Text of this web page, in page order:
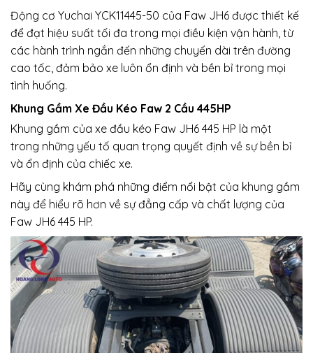
Động cơ Yuchai YCK11445-50 của Faw JH6 được thiết kế
để đạt hiệu suất tối đa trong mọi điều kiện vận hành, từ
các hành trình ngắn đến những chuyến dài trên đường
cao tốc, đảm bảo xe luôn ổn định và bền bỉ trong mọi
tình huống.
Khung Gầm Xe Đầu Kéo Faw 2 Cầu 445HP
Khung gầm của xe đầu kéo Faw JH6 445 HP là một
trong những yếu tố quan trọng quyết định về sự bền bỉ
và ổn định của chiếc xe.
Hãy cùng khám phá những điểm nổi bật của khung gầm
này để hiểu rõ hơn về sự đẳng cấp và chất lượng của
Faw JH6 445 HP.